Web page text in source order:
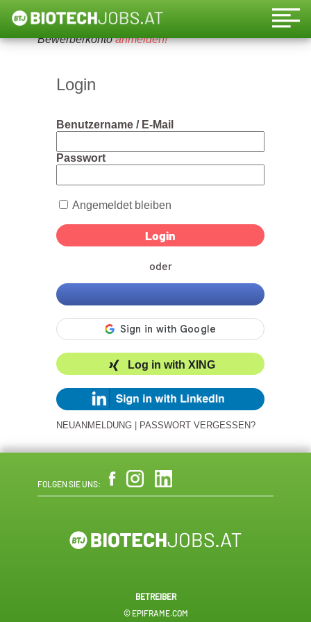
Um diese Funktion nutzen zu können, bitte ein
Bewerberkontoanmelden!
Login
Benutzername / E-Mail
Passwort
Angemeldet bleiben
oder
Log in with XING
NEUANMELDUNG PASSWORT VERGESSEN?
FOLGEN SIE UNS:
BETREIBER
© EPIFRAME.COM